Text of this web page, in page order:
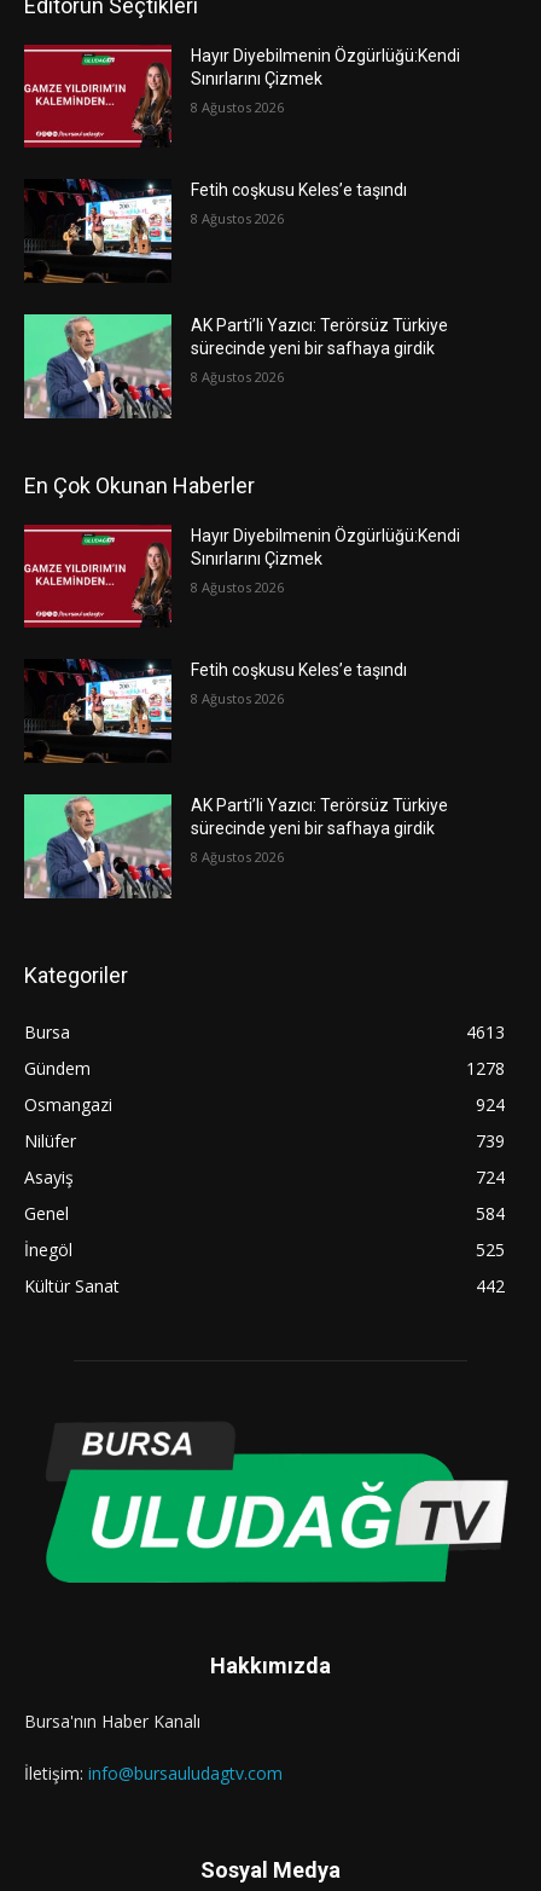
Editörün Seçtikleri
Hayır Diyebilmenin Özgürlüğü:Kendi
Sınırlarını Çizmek
8 Ağustos 2026
Fetih coşkusu Keles’e taşındı
8 Ağustos 2026
AK Parti’li Yazıcı: Terörsüz Türkiye
sürecinde yeni bir safhaya girdik
8 Ağustos 2026
En Çok Okunan Haberler
Hayır Diyebilmenin Özgürlüğü:Kendi
Sınırlarını Çizmek
8 Ağustos 2026
Fetih coşkusu Keles’e taşındı
8 Ağustos 2026
AK Parti’li Yazıcı: Terörsüz Türkiye
sürecinde yeni bir safhaya girdik
8 Ağustos 2026
Kategoriler
Bursa
4613
Gündem
1278
Osmangazi
924
Nilüfer
739
Asayiş
724
Genel
584
İnegöl
525
Kültür Sanat
442
Hakkımızda
Bursa'nın Haber Kanalı
İletişim: info@bursauludagtv.com
Sosyal Medya